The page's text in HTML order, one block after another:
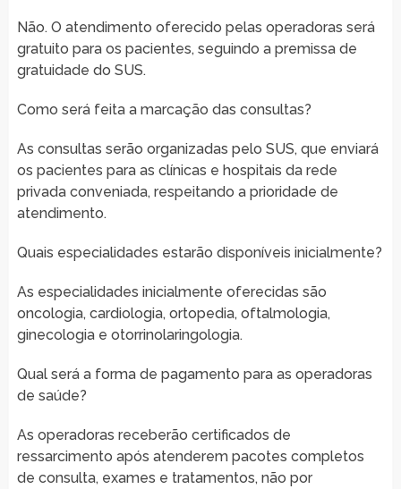
Não. O atendimento oferecido pelas operadoras será
gratuito para os pacientes, seguindo a premissa de
gratuidade do SUS.
Como será feita a marcação das consultas?
As consultas serão organizadas pelo SUS, que enviará
os pacientes para as clínicas e hospitais da rede
privada conveniada, respeitando a prioridade de
atendimento.
Quais especialidades estarão disponíveis inicialmente?
As especialidades inicialmente oferecidas são
oncologia, cardiologia, ortopedia, oftalmologia,
ginecologia e otorrinolaringologia.
Qual será a forma de pagamento para as operadoras
de saúde?
As operadoras receberão certificados de
ressarcimento após atenderem pacotes completos
de consulta, exames e tratamentos, não por